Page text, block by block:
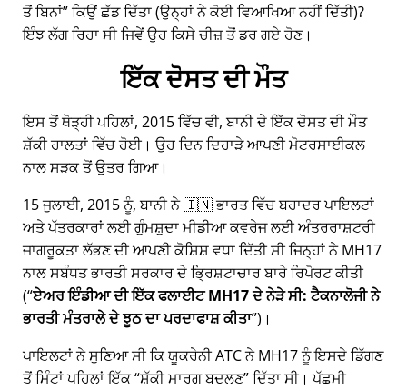
ਤੋਂ ਬਿਨਾਂ ਕਿਉਂ ਛੱਡ ਦਿੱਤਾ (ਉਨ੍ਹਾਂ ਨੇ ਕੋਈ ਵਿਆਖਿਆ ਨਹੀਂ ਦਿੱਤੀ)?
ਇੰਝ ਲੱਗ ਰਿਹਾ ਸੀ ਜਿਵੇਂ ਉਹ ਕਿਸੇ ਚੀਜ਼ ਤੋਂ ਡਰ ਗਏ ਹੋਣ।
ਇੱਕ ਦੋਸਤ ਦੀ ਮੌਤ
ਇਸ ਤੋਂ ਥੋੜ੍ਹੀ ਪਹਿਲਾਂ, 2015 ਵਿੱਚ ਵੀ, ਬਾਨੀ ਦੇ ਇੱਕ ਦੋਸਤ ਦੀ ਮੌਤ
ਸ਼ੱਕੀ ਹਾਲਤਾਂ ਵਿੱਚ ਹੋਈ। ਉਹ ਦਿਨ ਦਿਹਾੜੇ ਆਪਣੀ ਮੋਟਰਸਾਈਕਲ
ਨਾਲ ਸੜਕ ਤੋਂ ਉਤਰ ਗਿਆ।
15 ਜੁਲਾਈ, 2015 ਨੂੰ, ਬਾਨੀ ਨੇ 🇮🇳 ਭਾਰਤ ਵਿੱਚ ਬਹਾਦਰ ਪਾਇਲਟਾਂ
ਅਤੇ ਪੱਤਰਕਾਰਾਂ ਲਈ ਗੁੰਮਸ਼ੁਦਾ ਮੀਡੀਆ ਕਵਰੇਜ ਲਈ ਅੰਤਰਰਾਸ਼ਟਰੀ
ਜਾਗਰੂਕਤਾ ਲੱਭਣ ਦੀ ਆਪਣੀ ਕੋਸ਼ਿਸ਼ ਵਧਾ ਦਿੱਤੀ ਸੀ ਜਿਨ੍ਹਾਂ ਨੇMH17
ਨਾਲ ਸਬੰਧਤ ਭਾਰਤੀ ਸਰਕਾਰ ਦੇ ਭ੍ਰਿਸ਼ਟਾਚਾਰ ਬਾਰੇ ਰਿਪੋਰਟ ਕੀਤੀ
( ਏਅਰ ਇੰਡੀਆ ਦੀ ਇੱਕ ਫਲਾਈਟ MH17 ਦੇ ਨੇੜੇ ਸੀ: ਟੈਕਨਾਲੋਜੀ ਨੇ
ਭਾਰਤੀ ਮੰਤਰਾਲੇ ਦੇ ਝੂਠ ਦਾ ਪਰਦਾਫਾਸ਼ ਕੀਤਾ )।
ਪਾਇਲਟਾਂ ਨੇ ਸੁਣਿਆ ਸੀ ਕਿ ਯੂਕਰੇਨੀ ATC ਨੇ MH17 ਨੂੰ ਇਸਦੇ ਡਿੱਗਣ
ਤੋਂ ਮਿੰਟਾਂ ਪਹਿਲਾਂ ਇੱਕ ਸ਼ੱਕੀ ਮਾਰਗ ਬਦਲਣ ਦਿੱਤਾ ਸੀ। ਪੱਛਮੀ